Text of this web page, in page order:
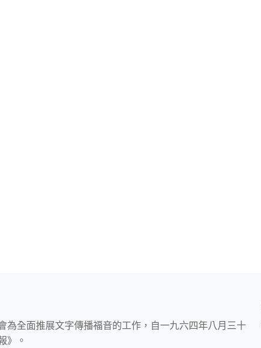
為全面推展文字傳播福音的工作，自一九六四年八月三十
》。